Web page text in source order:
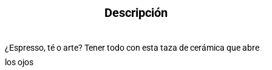
Descripción
¿Espresso, té o arte? Tener todo con esta taza de cerámica que abre
los ojos